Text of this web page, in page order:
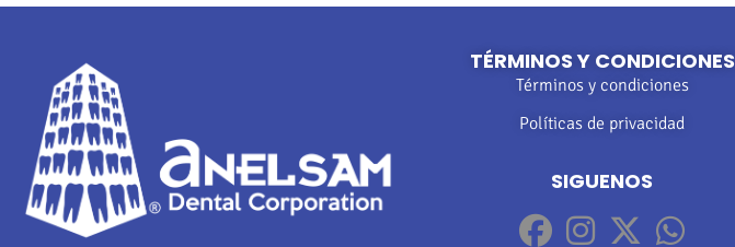
TÉRMINOS Y CONDICIONES
Términos y condiciones
Políticas de privacidad
SIGUENOS